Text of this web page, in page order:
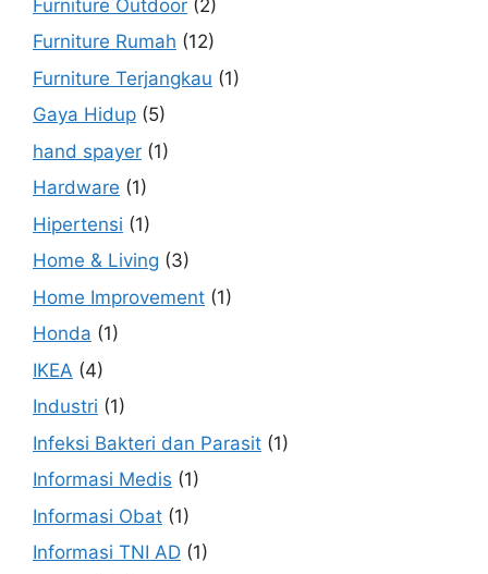
Furniture Outdoor (2)
Furniture Rumah (12)
Furniture Terjangkau (1)
Gaya Hidup (5)
hand spayer (1)
Hardware (1)
Hipertensi (1)
Home & Living (3)
Home Improvement (1)
Honda (1)
IKEA (4)
Industri (1)
Infeksi Bakteri dan Parasit (1)
Informasi Medis (1)
Informasi Obat (1)
Informasi TNI AD (1)